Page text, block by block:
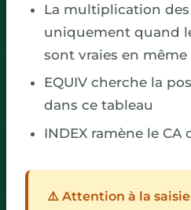
La multiplication des
uniquement quand
sont vraies en
EQUIV cherche la
dans ce tableau
INDEX ramène le
⚠️ Attention à la saisie